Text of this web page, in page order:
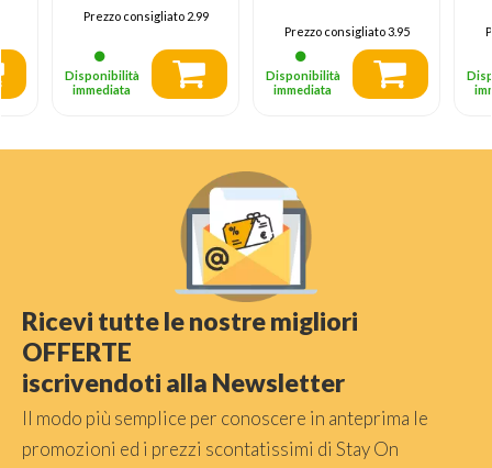
Prezzo consigliato2.99
Disponibilità
immediata
Prezzo consigliato3.95
Disponibilità
immediata
Ricevi tutte le nostre migliori
OFFERTE
iscrivendoti alla Newsletter
Il modo più semplice per conoscere in anteprima le
promozioni ed i prezzi scontatissimi di Stay On